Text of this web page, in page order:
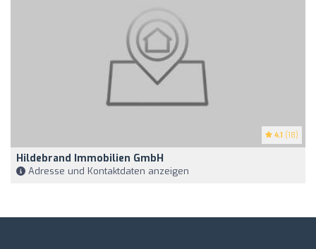
4.1 (18)
Hildebrand Immobilien GmbH
Adresse und Kontaktdaten anzeigen